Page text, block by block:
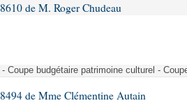
de M. Roger Chudeau
Coupe budgétaire patrimoine culturel -
de Mme Clémentine Autain